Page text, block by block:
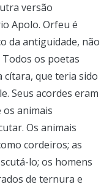
versão
Apolo. Orfeu é
da antiguidade, não
os poetas
cítara, que teria sido
Seus acordes eram
animais
Os animais
cordeiros; as
lo; os homens
de ternura e